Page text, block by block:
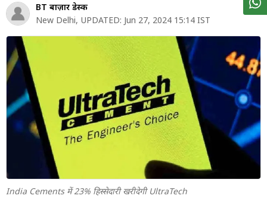
शेयर
बाज़ार
न्यूज
वीडियो
म्यूचुअल
फंड
BT बाज़ार डेस्क
New Delhi, UPDATED: Jun 27, 2024 15:14 IST
India Cements में 23% हिस्सेदारी खरीदेगी UltraTech